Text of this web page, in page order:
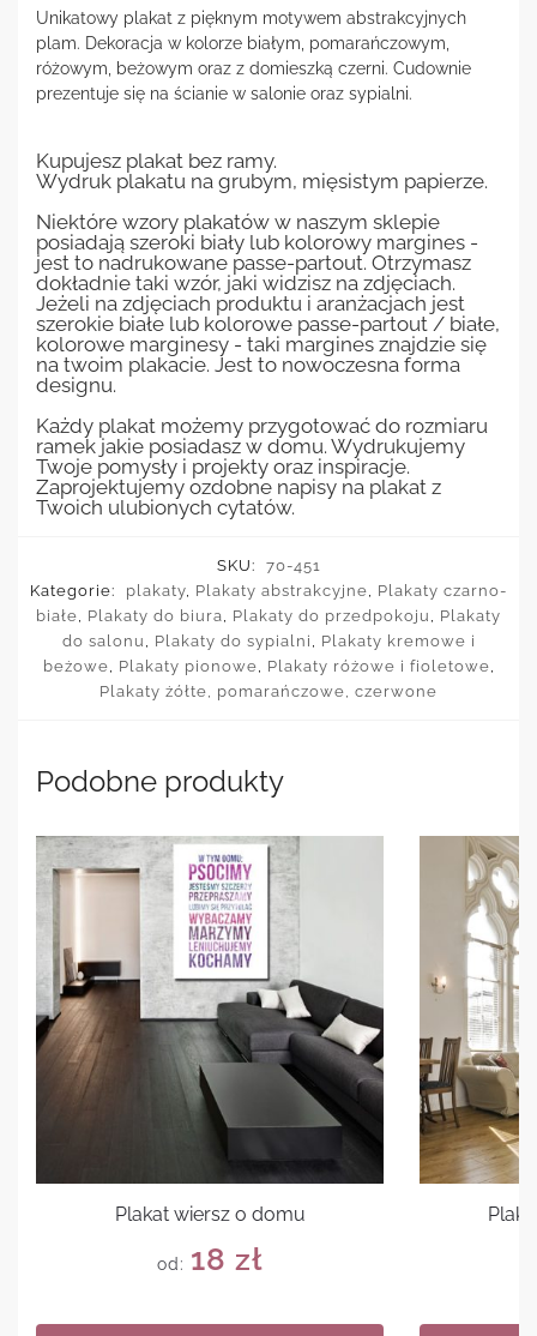
Unikatowy plakat z pięknym motywem abstrakcyjnych
plam. Dekoracja w kolorze białym, pomarańczowym,
różowym, beżowym oraz z domieszką czerni. Cudownie
prezentuje się na ścianie w salonie oraz sypialni.
Kupujesz plakat bez ramy.
Wydruk plakatu na grubym, mięsistym papierze.
Niektóre wzory plakatów w naszym sklepie
posiadają szeroki biały lub kolorowy margines -
jest to nadrukowane passe-partout. Otrzymasz
dokładnie taki wzór, jaki widzisz na zdjęciach.
Jeżeli na zdjęciach produktu i aranżacjach jest
szerokie białe lub kolorowe passe-partout / białe,
kolorowe marginesy - taki margines znajdzie się
na twoim plakacie. Jest to nowoczesna forma
designu.
Każdy plakat możemy przygotować do rozmiaru
ramek jakie posiadasz w domu. Wydrukujemy
Twoje pomysły i projekty oraz inspiracje.
Zaprojektujemy ozdobne napisy na plakat z
Twoich ulubionych cytatów.
SKU:
70-451
Kategorie:
plakaty Plakaty abstrakcyjne
Plakaty czarno-
białe
Plakaty do biura Plakaty do przedpokoju
Plakaty
do salonu
Plakaty do sypialni
Plakaty kremowe i
beżowe
Plakaty pionowe Plakaty różowe i fioletowe
Plakaty żółte, pomarańczowe, czerwone
Podobne produkty
Plakat wiersz o domu
od: 18 zł